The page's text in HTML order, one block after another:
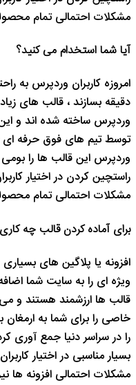
مشکلات احتمالی تمام
آیا شما استخدام می کنید؟
امروزه کاربران وردپرس به
دقیقه بسازند ، قالب های
وردپرس ساخته شده اند و
توسط تیم های فوق حرفه ای
وردپرس این قالب ها را
راستچین کردن در اختیار
مشکلات احتمالی تمام
برای آماده کردن قالب چه
افزونه یا پلاگین های
ویژه ای را به سایت شما
قالب ها ارزشمند هستند و می
خاصی را برای شما به ارمغان
را در سراسر دنیا جمع آوری
بسیار مناسبی در اختیار
مشکلات احتمالی افزونه ها